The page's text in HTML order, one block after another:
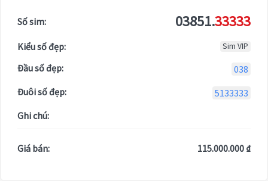
Số sim: 03851.33333
Kiểu số đẹp: Sim VIP
Đầu số đẹp:
038
Đuôi số đẹp:
5133333
Ghi chú:
Giá bán: 115.000.000 ₫